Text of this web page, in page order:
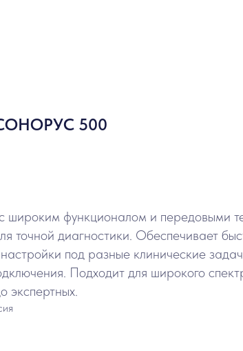
500
широким функционалом и передовыми
точной диагностики. Обеспечивает
под разные клинические
Подходит для широкого
экспертных.